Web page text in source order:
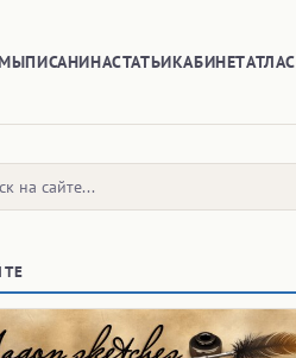
ПИСАНИНАСТАТЬИКАБИНЕТАТЛАС